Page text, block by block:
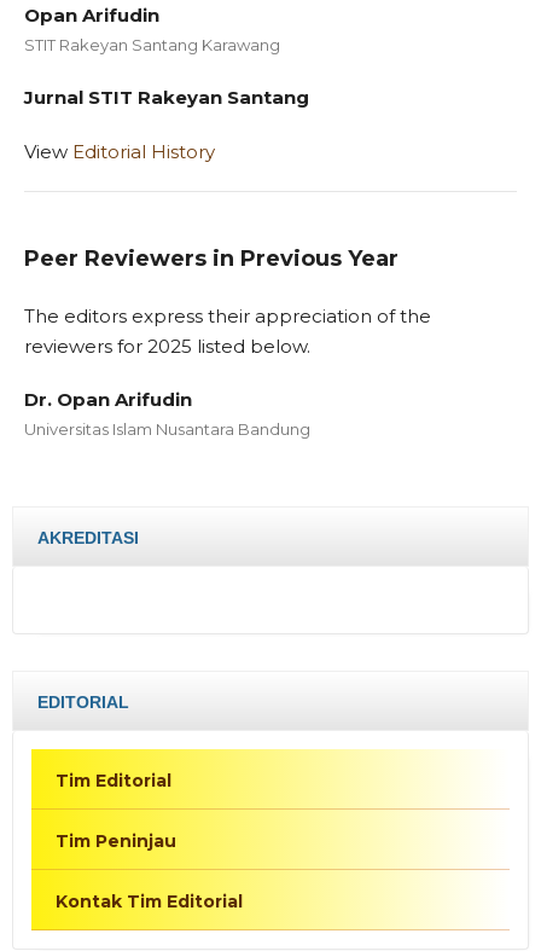
Opan Arifudin
STIT Rakeyan Santang Karawang
Jurnal STIT Rakeyan Santang
View Editorial History
Peer Reviewers in Previous Year
The editors express their appreciation of the
reviewers for 2025 listed below.
Dr. Opan Arifudin
Universitas Islam Nusantara Bandung
AKREDITASI
EDITORIAL
Tim Editorial
Tim Peninjau
Kontak Tim Editorial